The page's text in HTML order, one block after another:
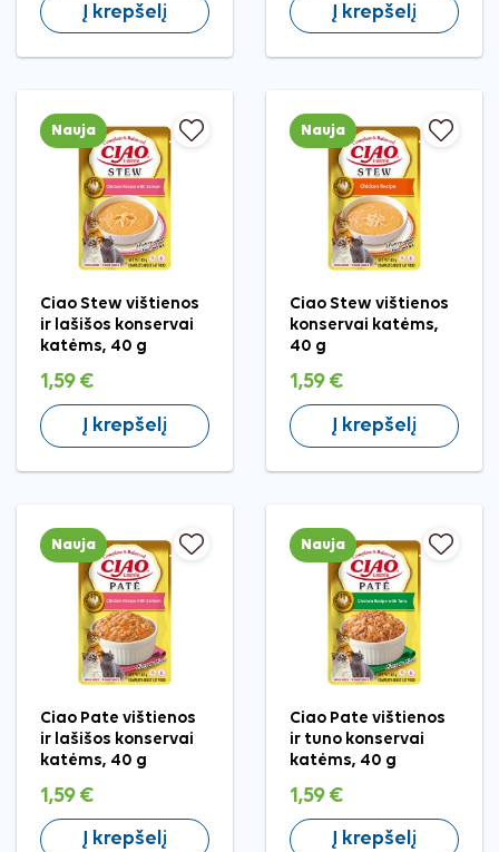
Į krepšelį Į krepšelį
Nauja
Ciao Stew vištienos
ir lašišos konservai
katėms, 40 g
1,59 €
Į krepšelį
Nauja
Ciao Stew vištienos
konservai katėms,
40 g
1,59 €
Į krepšelį
Nauja
Ciao Pate vištienos
ir lašišos konservai
katėms, 40 g
1,59 €
Į krepšelį
Nauja
Ciao Pate vištienos
ir tuno konservai
katėms, 40 g
1,59 €
Į krepšelį